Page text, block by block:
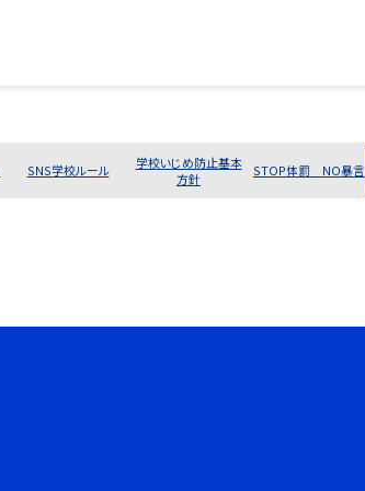
SNS学校ルール
学校いじめ防止基本
方針
STOP体罰 NO暴言